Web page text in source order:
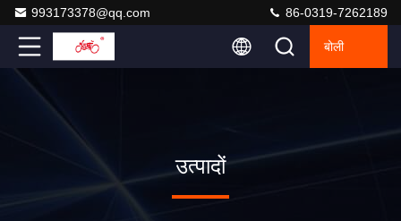
993173378@qq.com 86-0319-7262189
बोली
उत्पादों